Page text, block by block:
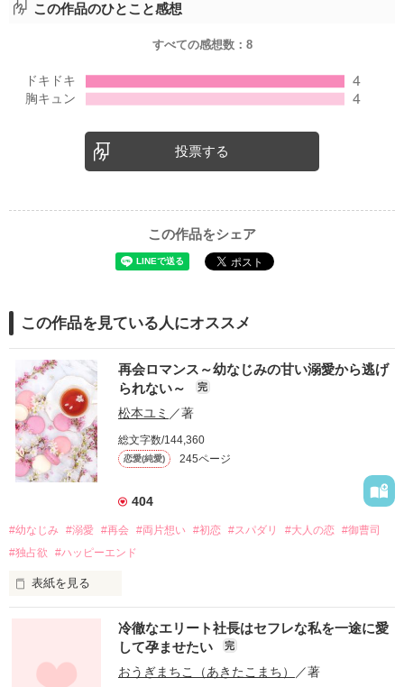
この作品のひとこと感想
すべての感想数： 8
投票する
この作品をシェア
この作品を見ている人にオススメ
再会ロマンス～幼なじみの甘い溺愛から逃げ
られない～
完
松本ユミ ／著
総文字数/144,360
恋愛(純愛) 245ページ
404
#幼なじみ #溺愛 #再会 #両片想い #初恋 #スパダリ #大人の恋 #御曹司
#独占欲
#ハッピーエンド
表紙を見る
幼なじみの哲平に淡い恋心を抱いていた美桜。
冷徹なエリート社長はセフレな私を一途に愛
して孕ませたい
完
おうぎまちこ（あきたこまち） ／著